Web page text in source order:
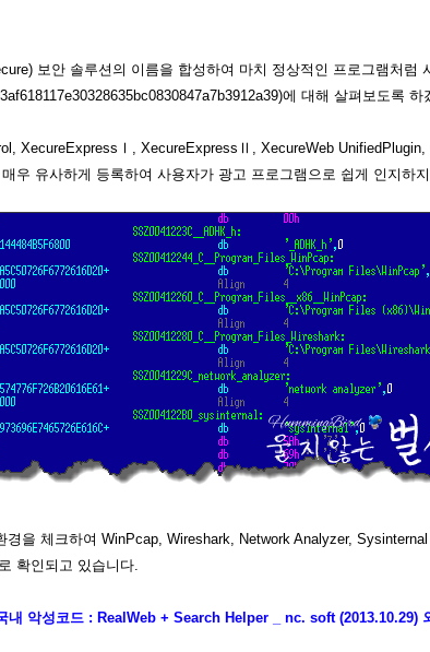
보안 솔루션의 이름을 합성하여 마치 정상적인 프로그램처럼
에 대해 살펴보도록 하
XecureExpressⅠ, XecureExpressⅡ, XecureWeb UnifiedPlugin,
우 유사하게 등록하여 사용자가 광고 프로그램으로 쉽게 인지하
을 체크하여 WinPcap, Wireshark, Network Analyzer,
확인되고 있습니다.
내 악성코드 : RealWeb + Search Helper _ nc. soft (2013.10.29)